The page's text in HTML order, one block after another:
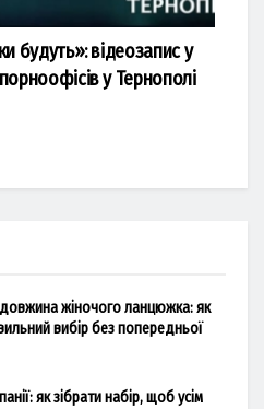
будуть»: відеозапис у
у Тернополі
жіночого ланцюжка: як
вибір без попередньої
як зібрати набір, щоб усім